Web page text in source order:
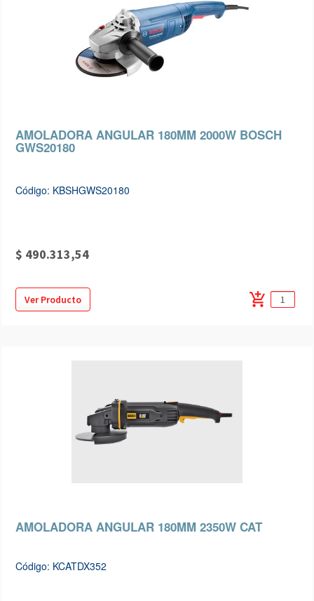
AMOLADORA ANGULAR 180MM 2000W BOSCH
GWS20180
Código: KBSHGWS20180
$ 490.313,54
Ver Producto add_shopping_cart
AMOLADORA ANGULAR 180MM 2350W CAT
Código: KCATDX352